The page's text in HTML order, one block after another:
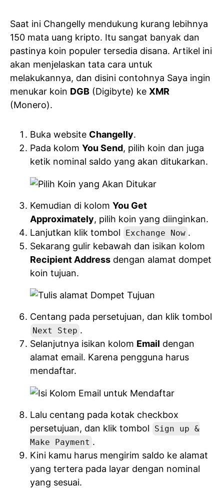
Saat ini Changelly mendukung kurang lebihnya
150 mata uang kripto. Itu sangat banyak dan
pastinya koin populer tersedia disana. Artikel ini
akan menjelaskan tata cara untuk
melakukannya, dan disini contohnya Saya ingin
menukar koin DGB (Digibyte) ke XMR
(Monero).
Buka website Changelly.
Pada kolom You Send, pilih koin dan juga
ketik nominal saldo yang akan ditukarkan.
Kemudian di kolom You Get
Approximately, pilih koin yang diinginkan.
Lanjutkan klik tombol
Exchange Now .
Sekarang gulir kebawah dan isikan kolom
Recipient Address dengan alamat dompet
koin tujuan.
Centang pada persetujuan, dan klik tombol
Next Step .
Selanjutnya isikan kolom Email dengan
alamat email. Karena pengguna harus
mendaftar.
Lalu centang pada kotak checkbox
persetujuan, dan klik tombol
Sign up &
Make Payment .
Kini kamu harus mengirim saldo ke alamat
yang tertera pada layar dengan nominal
yang sesuai.